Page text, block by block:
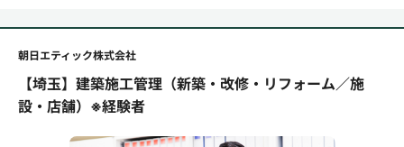
朝日エティック株式会社
【埼玉】建築施工管理（新築・改修・リフォーム／施
設・店舗）※経験者